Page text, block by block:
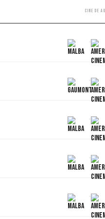
Cine de
×
×
×
×
×